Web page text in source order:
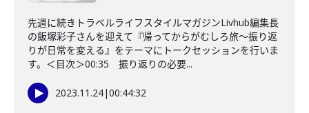
先週に続きトラベルライフスタイルマガジンLivhub編集長
の飯塚彩子さんを迎えて『帰ってからがむしろ旅〜振り返
りが日常を変える』をテーマにトークセッションを行いま
す。＜目次＞00:35 振り返りの必要...
2023.11.24|00:44:32